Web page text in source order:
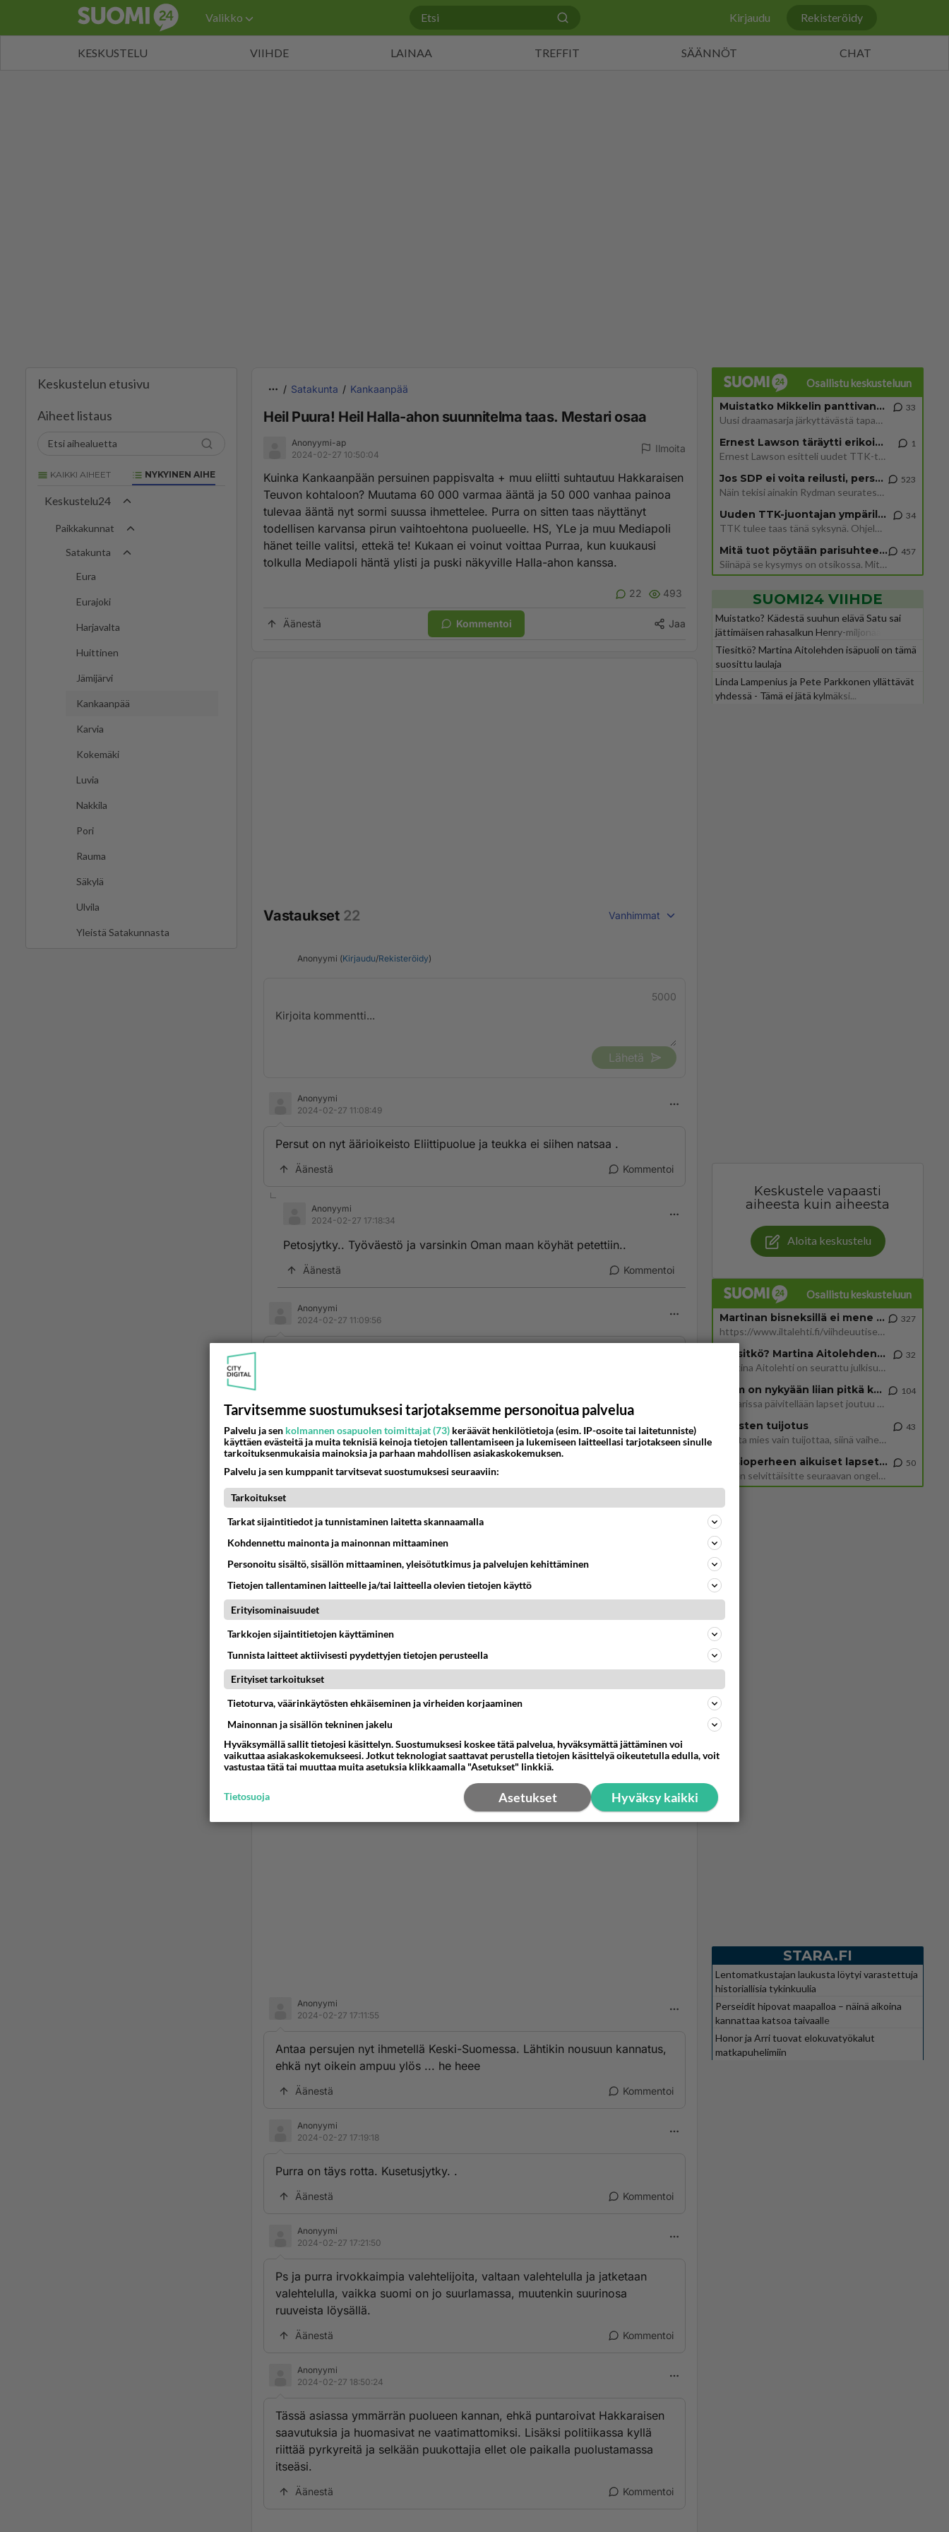
Valikko Kirjaudu Rekisteröidy
KESKUSTELU VIIHDE LAINAA TREFFIT SÄÄNNÖT CHAT
Keskustelun etusivu
Aiheet listaus
KAIKKI AIHEET NYKYINEN AIHE
Keskustelu24
Paikkakunnat
Satakunta
Eura
Eurajoki
Harjavalta
Huittinen
Jämijärvi
Kankaanpää
Karvia
Kokemäki
Luvia
Nakkila
Pori
Rauma
Säkylä
Ulvila
Yleistä Satakunnasta
Satakunta Kankaanpää
Heil Puura! Heil Halla-ahon suunnitelma taas. Mestari osaa
Anonyymi-ap
2024-02-27 10:50:04
Ilmoita
Kuinka Kankaanpään persuinen pappisvalta + muu eliitti suhtautuu Hakkaraisen
Teuvon kohtaloon? Muutama 60 000 varmaa ääntä ja 50 000 vanhaa painoa
tulevaa ääntä nyt sormi suussa ihmettelee. Purra on sitten taas näyttänyt
todellisen karvansa pirun vaihtoehtona puolueelle. HS, YLe ja muu Mediapoli
hänet teille valitsi, ettekä te! Kukaan ei voinut voittaa Purraa, kun kuukausi
tolkulla Mediapoli häntä ylisti ja puski näkyville Halla-ahon kanssa.
22 493
Äänestä Kommentoi Jaa
Vastaukset 22 Vanhimmat
Anonyymi (Kirjaudu/Rekisteröidy)
5000
Lähetä
Anonyymi
2024-02-27 11:08:49
Persut on nyt äärioikeisto Eliittipuolue ja teukka ei siihen natsaa .
Äänestä Kommentoi
Anonyymi
2024-02-27 17:18:34
Petosjytky.. Työväestö ja varsinkin Oman maan köyhät petettiin..
Äänestä Kommentoi
Anonyymi
2024-02-27 11:09:56
Anonyymi
2024-02-27 11:19:37
Persujen näkyvistä äijäkansanedustajista on muutama kaapistaan tullut
esiin ja muutama kuiskii tulevansa kun kakarat tulee aikuiseksi.
Naaraissaan lesbouden oireet on 3-4 vielä salaoven raossa. Olen paikan
päällä seurannut.
Äänestä
Anonyymi
2024-02-27 17:11:55
Antaa persujen nyt ihmetellä Keski-Suomessa. Lähtikin nousuun kannatus,
ehkä nyt oikein ampuu ylös ... he heee
Äänestä Kommentoi
Anonyymi
2024-02-27 17:19:18
Purra on täys rotta. Kusetusjytky. .
Äänestä Kommentoi
Anonyymi
2024-02-27 17:21:50
Ps ja purra irvokkaimpia valehtelijoita, valtaan valehtelulla ja jatketaan
valehtelulla, vaikka suomi on jo suurlamassa, muutenkin suurinosa
ruuveista löysällä.
Äänestä Kommentoi
Anonyymi
2024-02-27 18:50:24
Tässä asiassa ymmärrän puolueen kannan, ehkä puntaroivat Hakkaraisen
saavutuksia ja huomasivat ne vaatimattomiksi. Lisäksi politiikassa kyllä
riittää pyrkyreitä ja selkään puukottajia ellet ole paikalla puolustamassa
itseäsi.
Äänestä Kommentoi
Osallistu keskusteluun
Muistatko Mikkelin panttivankidraaman?
Uusi draamasarja järkyttävästä tapauksesta on tulossa. Tositapahtumiin perustuva sarja ammentaa vuoden 1986 Mikkelin pan
33
Ernest Lawson täräytti erikoisen heiton TTK-lehdistötilaisuudessa: " Onko tässä tarkoituksena...?"
Ernest Lawson esitteli uudet TTK-tähtioppilaat ja opettajat torstaina 6.8. lehdistölle. Tulevalla kaudella on yksi hausk
1
Jos SDP ei voita reilusti, persut kumoavat demokratian Suomesta
Näin tekisi ainakin Rydman seuratessaan idolinsa Trumpin mallia https://www.is.fi/politiikka/art-2000012187244.html
523
Uuden TTK-juontajan ympärillä epätietoisuus sakenee - Nyt MTV hämmentää soppaa
TTK tulee taas tänä syksynä. Ohjelman uudet tähtioppilaat julkistetaan torstaina 6. elokuuta klo 14 alkavassa lehdistö
34
Mitä tuot pöytään parisuhteessa?
Siinäpä se kysymys on otsikossa. Mitäpä siis tuot/toisit pöytään parisuhteessa? Oletko mies vai nainen? Koetko sen mitä
457
SUOMI24 VIIHDE
Muistatko? Kädestä suuhun elävä Satu sai
jättimäisen rahasalkun Henry-miljonääriltä
Tiesitkö? Martina Aitolehden isäpuoli on tämä
suosittu laulaja
Linda Lampenius ja Pete Parkkonen yllättävät
yhdessä - Tämä ei jätä kylmäksi...
Keskustele vapaasti
aiheesta kuin aiheesta
Aloita keskustelu
Osallistu keskusteluun
Martinan bisneksillä ei mene hyvin
https://www.iltalehti.fi/viihdeuutiset/a/c46da6ab-340f-4790-aaa7-0865eed2336 Yrityksen konkurssihakemus on tullut kärä
327
Tiesitkö? Martina Aitolehden isäpuoli on tämä suosittu laulaja
Martina Aitolehti on seurattu julkisuuden henkilö. Lähipiiriin mahtuu muitakin tunnettuja henkilöitä. Tiesitkö, että Ma
32
2 km on nykyään liian pitkä koulumatka
Hesarissa päivitellään lapset joutuu nyt kulkemaan 2 km kouluun jösses. Ruostefillarilla tuo matka menee vaikka miten äk
104
Miesten tuijotus
Mutta mies vain tuijottaa, siinä vaiheessa käännän itse pään pois. Mikä juttu? Yleensä jos joku tuijottaa tai katsoo, hä
43
Uusioperheen aikuiset lapset tyhjentää jääkaapin käydessään
Miten selvittäisitte seuraavan ongelman, meillä on uusioperhe, minulla teini-ikäiset lapset ja puolisolla aikuiset, jotk
50
STARA.FI
Lentomatkustajan laukusta löytyi varastettuja
historiallisia tykinkuulia
Perseidit hipovat maapalloa – näinä aikoina
kannattaa katsoa taivaalle
Honor ja Arri tuovat elokuvatyökalut
matkapuhelimiin
Tarvitsemme suostumuksesi tarjotaksemme personoitua palvelua
Palvelu ja sen kolmannen osapuolen toimittajat (73) keräävät henkilötietoja (esim. IP-osoite tai laitetunniste)
käyttäen evästeitä ja muita teknisiä keinoja tietojen tallentamiseen ja lukemiseen laitteellasi tarjotakseen sinulle
tarkoituksenmukaisia mainoksia ja parhaan mahdollisen asiakaskokemuksen.
Palvelu ja sen kumppanit tarvitsevat suostumuksesi seuraaviin:
Tarkoitukset
Tarkat sijaintitiedot ja tunnistaminen laitetta skannaamalla
Kohdennettu mainonta ja mainonnan mittaaminen
Personoitu sisältö, sisällön mittaaminen, yleisötutkimus ja palvelujen kehittäminen
Tietojen tallentaminen laitteelle ja/tai laitteella olevien tietojen käyttö
Erityisominaisuudet
Tarkkojen sijaintitietojen käyttäminen
Tunnista laitteet aktiivisesti pyydettyjen tietojen perusteella
Erityiset tarkoitukset
Tietoturva, väärinkäytösten ehkäiseminen ja virheiden korjaaminen
Mainonnan ja sisällön tekninen jakelu
Hyväksymällä sallit tietojesi käsittelyn. Suostumuksesi koskee tätä palvelua, hyväksymättä jättäminen voi
vaikuttaa asiakaskokemukseesi. Jotkut teknologiat saattavat perustella tietojen käsittelyä oikeutetulla edulla, voit
vastustaa tätä tai muuttaa muita asetuksia klikkaamalla "Asetukset" linkkiä.
Hyväksy kaikki
Asetukset
Tietosuoja